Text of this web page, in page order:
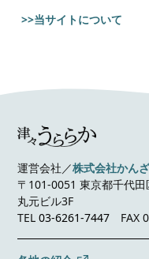
>>当サイトについて
運営会社／株式会社かん
〒101-0051 東京都千代
丸元ビル3F
TEL03-6261-7447 FAX